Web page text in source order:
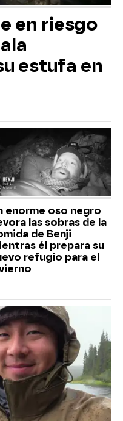
en riesgo
estufa en
enorme oso negro
las sobras de la
de Benji
él prepara su
refugio para el